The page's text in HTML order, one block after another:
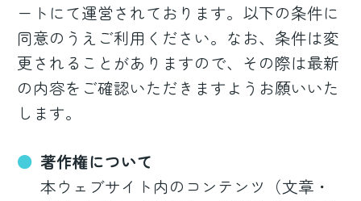
ートにて運営されております。以下の条件に
同意のうえご利用ください。なお、条件は変
更されることがありますので、その際は最新
の内容をご確認いただきますようお願いいた
します。
著作権について
本ウェブサイト内のコンテンツ（文章・